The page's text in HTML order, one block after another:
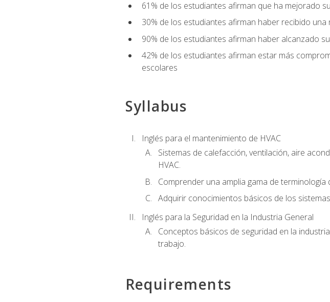
61% de los estudiantes afirman que ha mejorado
30% de los estudiantes afirman haber recibido
90% de los estudiantes afirman haber alcanzado
42% de los estudiantes afirman estar más
escolares
Syllabus
Inglés para el mantenimiento de HVAC
Sistemas de calefacción, ventilación, aire
HVAC.
Comprender una amplia gama de terminología
Adquirir conocimientos básicos de los
Inglés para la Seguridad en la Industria General
Conceptos básicos de seguridad en la
trabajo.
Requirements